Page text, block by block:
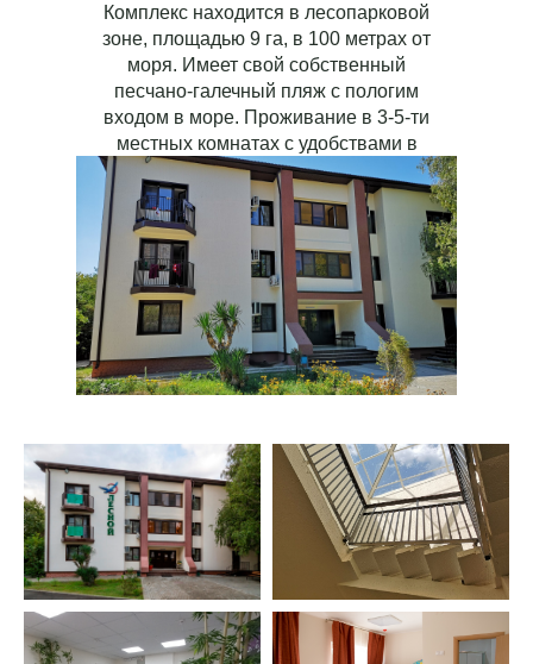
Комплекс находится в лесопарковой
зоне, площадью 9 га, в 100 метрах от
моря. Имеет свой собственный
песчано-галечный пляж с пологим
входом в море. Проживание в 3-5-ти
местных комнатах с удобствами в
номере.